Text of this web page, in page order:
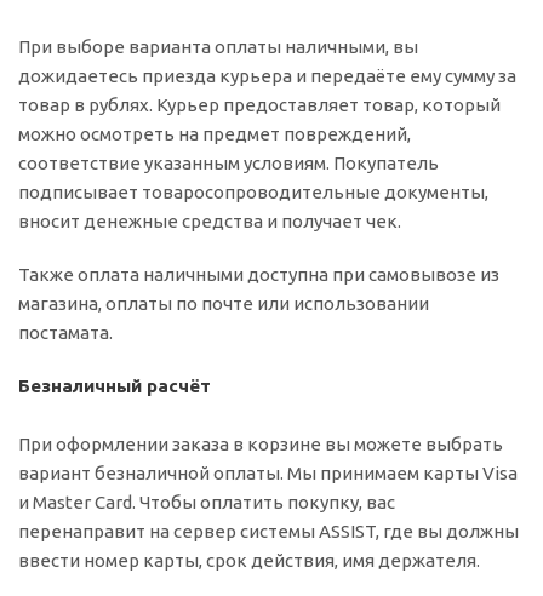
При выборе варианта оплаты наличными, вы
дожидаетесь приезда курьера и передаёте ему сумму за
товар в рублях. Курьер предоставляет товар, который
можно осмотреть на предмет повреждений,
соответствие указанным условиям. Покупатель
подписывает товаросопроводительные документы,
вносит денежные средства и получает чек.
Также оплата наличными доступна при самовывозе из
магазина, оплаты по почте или использовании
постамата.
Безналичный расчёт
При оформлении заказа в корзине вы можете выбрать
вариант безналичной оплаты. Мы принимаем карты Visa
и Master Card. Чтобы оплатить покупку, вас
перенаправит на сервер системы ASSIST, где вы должны
ввести номер карты, срок действия, имя держателя.